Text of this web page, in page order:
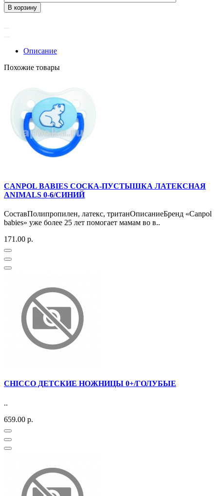
В корзину
Описание
Похожие товары
CANPOL BABIES СОСКА-ПУСТЫШКА ЛАТЕКСНАЯ
ANIMALS 0-6/СИНИЙ
СоставПолипропилен, латекс, тританОписаниеБренд «Canpol
babies» уже более 25 лет помогает мамам во в..
171.00 р.
CHICCO ДЕТСКИЕ НОЖНИЦЫ 0+/ГОЛУБЫЕ
..
659.00 р.